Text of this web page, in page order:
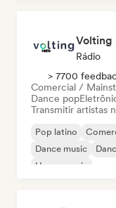
Volting
Rádio
> 7700
Comercial /
Dance pop
Transmitir artistas
Pop latino
Dance music
House music